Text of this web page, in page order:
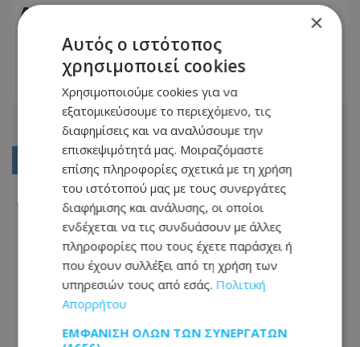
Ανησυχητική αλυσίδα: Από τις
μικροπαραβάσεις στο σοβαρό
έγκλημα – Τι δείχνουν οι αριθμοί και
πώς το εξηγεί ψυχολόγος
26.10.2025 - 07:26
ΔΙΑΒΆΣΤΕ ΠΕΡΙΣΣΌΤΕΡΑ
01
02
03
04
05
07
×
Αυτός ο ιστότοπος
χρησιμοποιεί cookies
Χρησιμοποιούμε cookies για να
εξατομικεύσουμε το περιεχόμενο, τις
διαφημίσεις και να αναλύσουμε την
επισκεψιμότητά μας. Μοιραζόμαστε
επίσης πληροφορίες σχετικά με τη χρήση
του ιστότοπού μας με τους συνεργάτες
διαφήμισης και ανάλυσης, οι οποίοι
ενδέχεται να τις συνδυάσουν με άλλες
πληροφορίες που τους έχετε παράσχει ή
που έχουν συλλέξει από τη χρήση των
υπηρεσιών τους από εσάς. Πολιτική
Απορρήτου
ΕΜΦΆΝΙΣΗ ΌΛΩΝ ΤΩΝ ΣΥΝΕΡΓΑΤΏΝ